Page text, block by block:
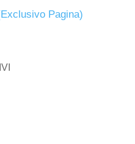
Pagina)